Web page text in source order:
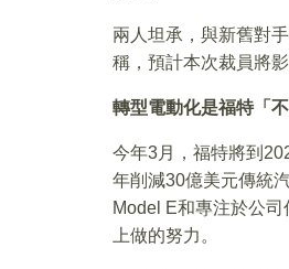
兩人坦承，與新舊對
稱，預計本次裁員將
轉型電動化是福特「
今年3月，福特將到
年削減30億美元傳統
Model E和專注於公
上做的努力。